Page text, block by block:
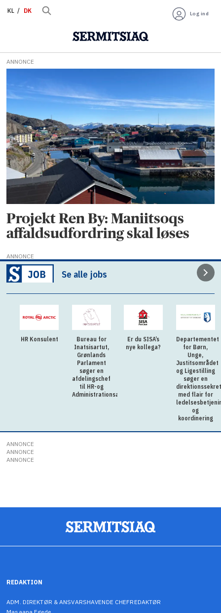
KL DK Log ind
Tag:
hjhansen
recycling
group
ANNONCE
Projekt Ren By: Maniitsoqs
affaldsudfordring skal løses
ANNONCE
Se alle jobs
HR Konsulent
Bureau for
Inatsisartut,
Grønlands
Parlament
søger en
afdelingschef
til HR-og
Administrationsafdelingen
Er du SISA’s
nye kollega?
Departementet
for Børn,
Unge,
Justitsområdet
og Ligestilling
søger en
med flair for
og
koordinering
ANNONCE
ANNONCE
ANNONCE
REDAKTION
ADM. DIREKTØR & ANSVARSHAVENDE CHEFREDAKTØR